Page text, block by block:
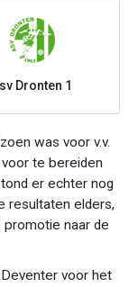
Dronten 1
was voor v.v.
te bereiden
er echter nog
resultaten elders,
promotie naar de
voor het